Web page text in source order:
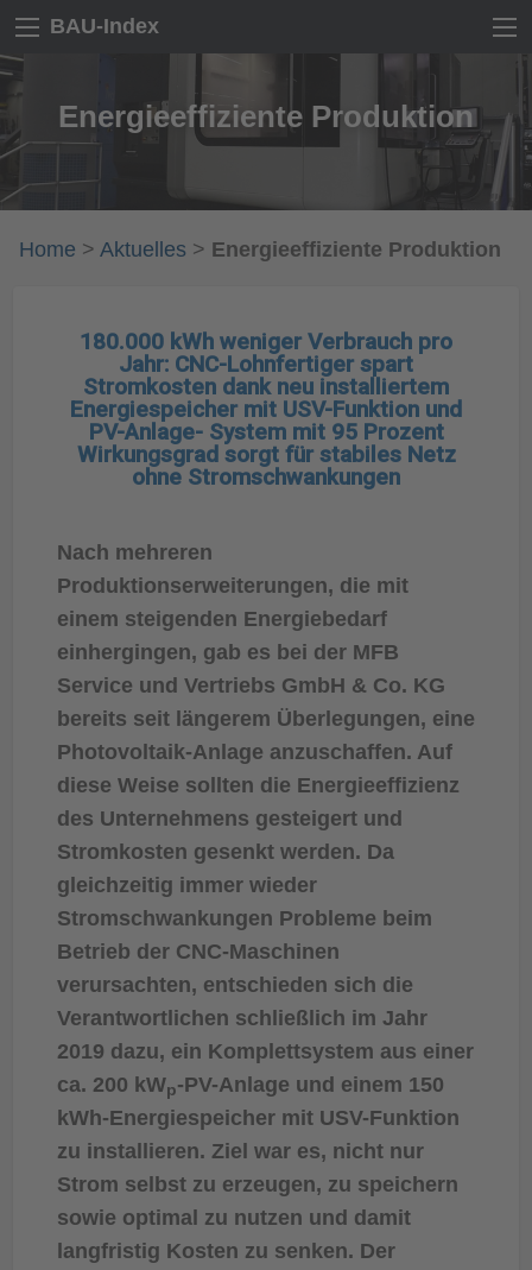
BAU-Index
Energieeffiziente Produktion
Home > Aktuelles > Energieeffiziente Produktion
180.000 kWh weniger Verbrauch pro
Jahr: CNC-Lohnfertiger spart
Stromkosten dank neu installiertem
Energiespeicher mit USV-Funktion und
PV-Anlage- System mit 95 Prozent
Wirkungsgrad sorgt für stabiles Netz
ohne Stromschwankungen
Nach mehreren
Produktionserweiterungen, die mit
einem steigenden Energiebedarf
einhergingen, gab es bei der MFB
Service und Vertriebs GmbH & Co. KG
bereits seit längerem Überlegungen, eine
Photovoltaik-Anlage anzuschaffen. Auf
diese Weise sollten die Energieeffizienz
des Unternehmens gesteigert und
Stromkosten gesenkt werden. Da
gleichzeitig immer wieder
Stromschwankungen Probleme beim
Betrieb der CNC-Maschinen
verursachten, entschieden sich die
Verantwortlichen schließlich im Jahr
2019 dazu, ein Komplettsystem aus einer
ca. 200 kWp-PV-Anlage und einem 150
kWh-Energiespeicher mit USV-Funktion
zu installieren. Ziel war es, nicht nur
Strom selbst zu erzeugen, zu speichern
sowie optimal zu nutzen und damit
langfristig Kosten zu senken. Der